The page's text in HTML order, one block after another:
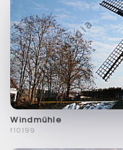
Windmühle
f10199